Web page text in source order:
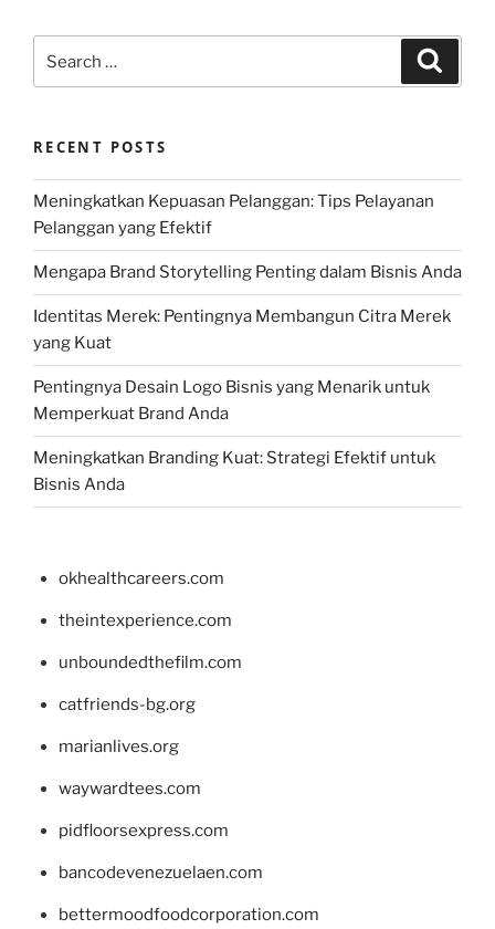
for:
RECENT POSTS
Meningkatkan Kepuasan Pelanggan: Tips Pelayanan
Pelanggan yang Efektif
Mengapa Brand Storytelling Penting dalam Bisnis Anda
Identitas Merek: Pentingnya Membangun Citra Merek
yang Kuat
Pentingnya Desain Logo Bisnis yang Menarik untuk
Memperkuat Brand Anda
Meningkatkan Branding Kuat: Strategi Efektif untuk
Bisnis Anda
okhealthcareers.com
theintexperience.com
unboundedthefilm.com
catfriends-bg.org
marianlives.org
waywardtees.com
pidfloorsexpress.com
bancodevenezuelaen.com
bettermoodfoodcorporation.com